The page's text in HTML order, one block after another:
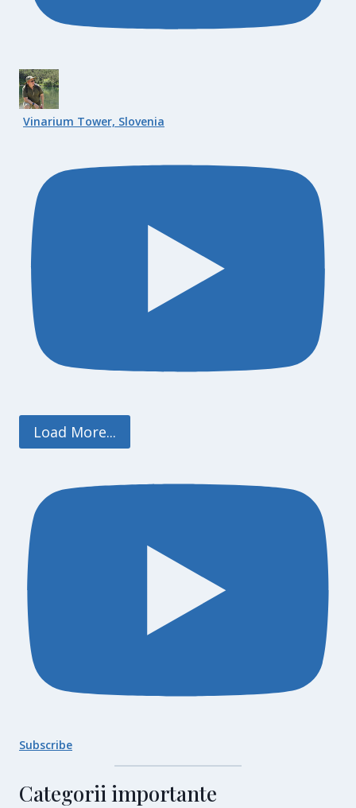
Vinarium Tower, Slovenia
Load More...
Subscribe
Categorii importante